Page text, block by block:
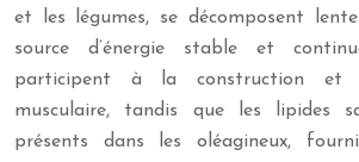
et les légumes, se décomposent
source d’énergie stable et
participent à la construction et
musculaire, tandis que les lipides
présents dans les oléagineux,